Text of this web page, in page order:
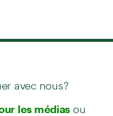
avec nous?
les médias ou